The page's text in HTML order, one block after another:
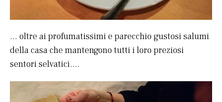
… oltre ai profumatissimi e parecchio gustosi salumi
della casa che mantengono tutti i loro preziosi
sentori selvatici….